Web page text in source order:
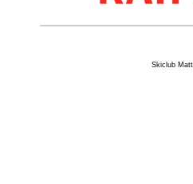
Skiclub